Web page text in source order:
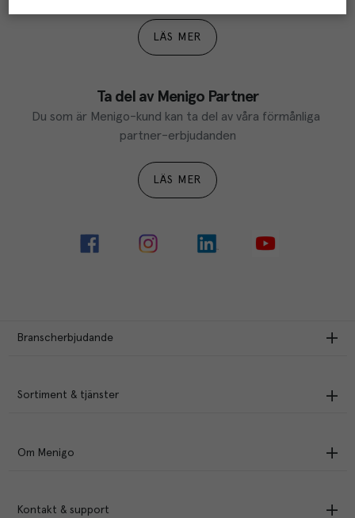
LÄS MER
Ta del av Menigo Partner
Du som är Menigo-kund kan ta del av våra förmånliga
partner-erbjudanden
LÄS MER
Branscherbjudande
Sortiment & tjänster
Om Menigo
Kontakt & support